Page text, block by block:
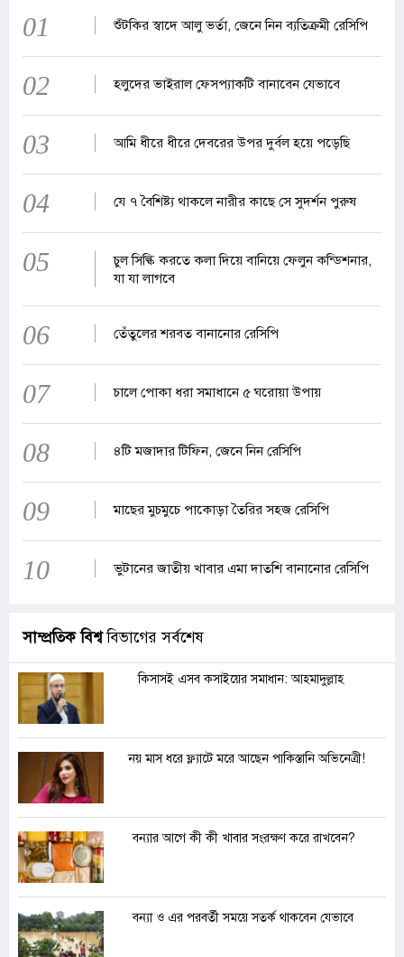
01 শুঁটকির স্বাদে আলু ভর্তা, জেনে নিন ব্যতিক্রমী রেসিপি
02 হলুদের ভাইরাল ফেসপ্যাকটি বানাবেন যেভাবে
03 আমি ধীরে ধীরে দেবরের উপর দুর্বল হয়ে পড়েছি
04 যে ৭ বৈশিষ্ট্য থাকলে নারীর কাছে সে সুদর্শন পুরুষ
05
চুল সিল্কি করতে কলা দিয়ে বানিয়ে ফেলুন কন্ডিশনার,
যা যা লাগবে
06 তেঁতুলের শরবত বানানোর রেসিপি
07 চালে পোকা ধরা সমাধানে ৫ ঘরোয়া উপায়
08 ৪টি মজাদার টিফিন, জেনে নিন রেসিপি
09 মাছের মুচমুচে পাকোড়া তৈরির সহজ রেসিপি
10 ভুটানের জাতীয় খাবার এমা দাতশি বানানোর রেসিপি
সাম্প্রতিক বিশ্ববিভাগের সর্বশেষ
কিসাসই এসব কসাইয়ের সমাধান: আহমাদুল্লাহ
নয় মাস ধরে ফ্ল্যাটে মরে আছেন পাকিস্তানি অভিনেত্রী!
বন্যার আগে কী কী খাবার সংরক্ষণ করে রাখবেন?
বন্যা ও এর পরবর্তী সময়ে সতর্ক থাকবেন যেভাবে